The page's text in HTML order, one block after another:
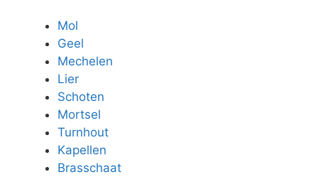
Mol
Geel
Mechelen
Lier
Schoten
Mortsel
Turnhout
Kapellen
Brasschaat